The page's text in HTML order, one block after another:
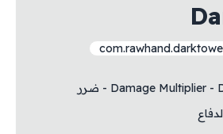
- Damage Multiplier - Defense Multiplier - ضرر